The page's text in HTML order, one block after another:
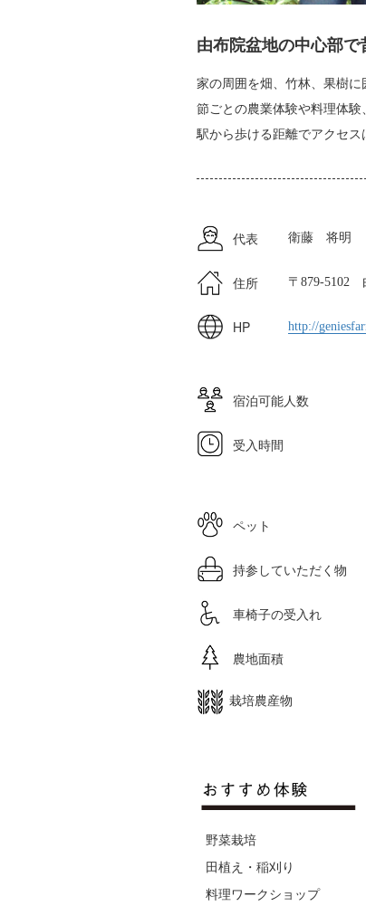
由布院盆地の中心部で
家の周囲を畑、竹林、果樹
節ごとの農業体験や料理体験
駅から歩ける距離でアクセス
代表 衛藤 将明
住所 〒879-5102
HP http://
宿泊可能人数
受入時間
ペット
持参していただく物
車椅子の受入れ
農地面積
栽培農産物
野菜栽培
田植え・稲刈り
料理ワークショップ